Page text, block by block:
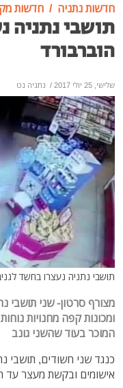
חדשות נתניה חדשות
תושבי נתניה
הוברבורד
שלישי, 25 יולי 2017 / נתניה נט
תושבי נתניה נעצרו בחשד
מצורף סרטון- שני תושבי
ומכונות קפה מחנויות
המוכר בעוד שהשני גונב
אישומים ובקשת מעצר עד